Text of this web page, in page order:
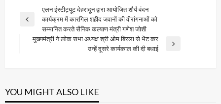
navigation
Previous
एलन इंस्टीट्यूट देहरादून द्वारा आयोजित शौर्य वंदन
कार्यक्रम में कारगिल शहीद जवानों की वीरांगनाओं को
सम्मानित करते सैनिक कल्याण मंत्री गणेश जोशी
मुख्यमंत्री ने लोक सभा अध्यक्ष श्री ओम बिरला से भेंट कर
उन्हें दूसरे कार्यकाल की दी बधाई
YOU MIGHT ALSO LIKE